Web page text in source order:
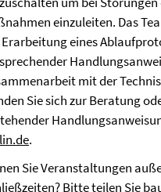
einzuleiten. Das
eines
mit der
Sie sich zur Beratung
.
Sie Veranstaltungen
Bitte teilen Sie